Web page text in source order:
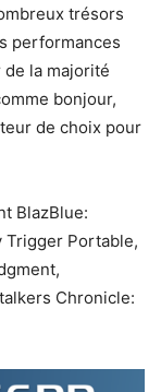
trésors
performances
la majorité
bonjour,
de choix pour
BlazBlue:
Trigger Portable,
Chronicle: